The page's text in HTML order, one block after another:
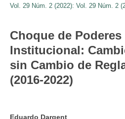
Vol. 29 Núm. 2 (2022): Vol. 29 Núm. 2
Choque de
Institucional:
sin Cambio de
(2016-2022)
Eduardo Dargent